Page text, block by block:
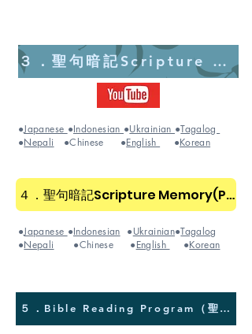
３．聖句暗記Scripture Memory
●Japanese ●Indonesian ●Ukrainian ●Tagalog
●Nepali ●Chinese ●English ●Korean
４．聖句暗記Scripture Memory(Pdf)
●Japanese ●Indonesian ●Ukrainian●Tagalog
●Nepali ●Chinese ●English ●Korean
５．Bible Reading Program（聖書読み